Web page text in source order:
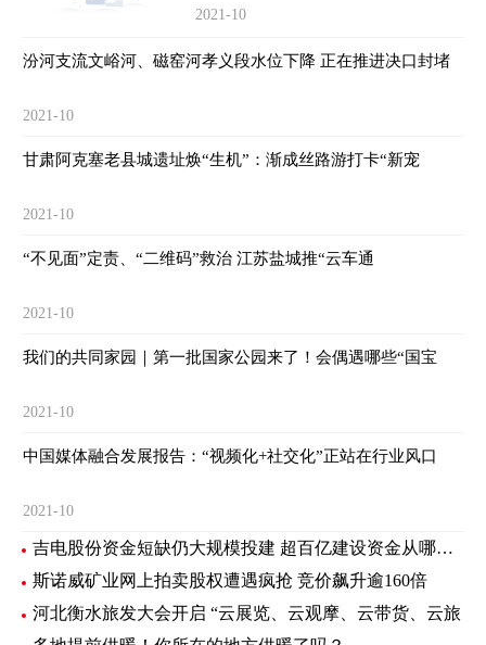
2021-10
汾河支流文峪河、磁窑河孝义段水位下降 正在推进决口封堵
2021-10
甘肃阿克塞老县城遗址焕“生机”：渐成丝路游打卡“新宠
2021-10
“不见面”定责、“二维码”救治 江苏盐城推“云车通
2021-10
我们的共同家园｜第一批国家公园来了！会偶遇哪些“国宝
2021-10
中国媒体融合发展报告：“视频化+社交化”正站在行业风口
2021-10
吉电股份资金短缺仍大规模投建 超百亿建设资金从哪里来？
斯诺威矿业网上拍卖股权遭遇疯抢 竞价飙升逾160倍
河北衡水旅发大会开启 “云展览、云观摩、云带货、云旅